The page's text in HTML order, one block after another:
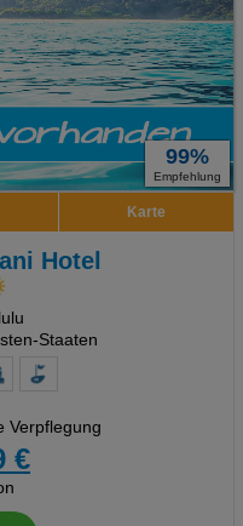
99%
Empfehlung
Karte
Hotel
Staaten
Verpflegung
€